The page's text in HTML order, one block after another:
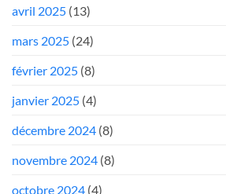
avril 2025 (13)
mars 2025 (24)
février 2025 (8)
janvier 2025 (4)
décembre 2024 (8)
novembre 2024 (8)
octobre 2024 (4)